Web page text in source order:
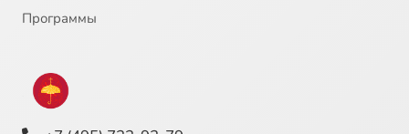
Программы